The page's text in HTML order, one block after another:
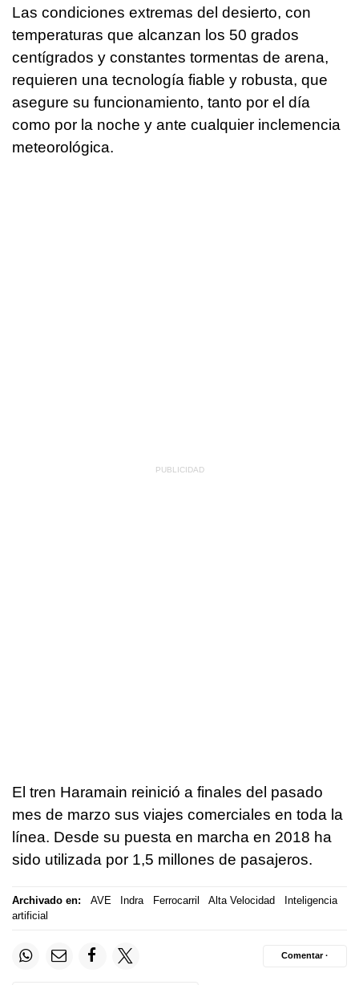
Las condiciones extremas del desierto, con
temperaturas que alcanzan los 50 grados
centígrados y constantes tormentas de arena,
requieren una tecnología fiable y robusta, que
asegure su funcionamiento, tanto por el día
como por la noche y ante cualquier inclemencia
meteorológica.
El tren Haramain reinició a finales del pasado
mes de marzo sus viajes comerciales en toda la
línea. Desde su puesta en marcha en 2018 ha
sido utilizada por 1,5 millones de pasajeros.
Archivado en: AVE Indra Ferrocarril Alta Velocidad
Inteligencia
artificial
Comentar ·